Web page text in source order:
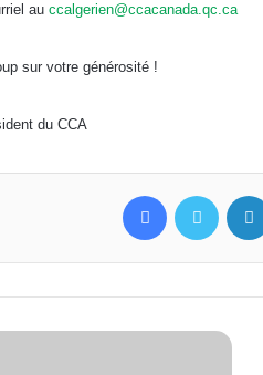
au ccalgerien@ccacanada.qc.ca
sur votre générosité !
du CCA
Facebook Twitter